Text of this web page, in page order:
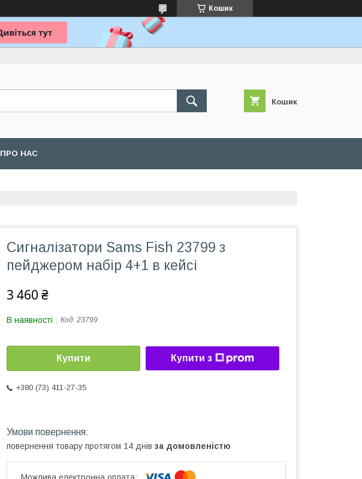
Кошик
Кошик
ПРО НАС
Сигналізатори Sams Fish 23799 з
пейджером набір 4+1 в кейсі
3 460 ₴
В наявності Код: 23799
Купити Купити з
+380 (73) 411-27-35
повернення товару протягом 14 днів за домовленістю